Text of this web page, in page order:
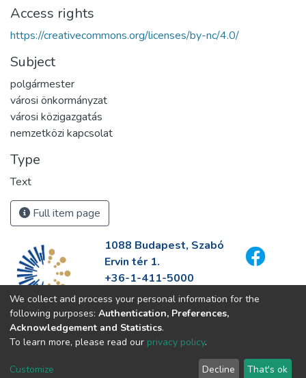
Access rights
https://creativecommons.org/licenses/by-nc/4.0/
Subject
polgármester
városi önkormányzat
városi közigazgatás
nemzetközi kapcsolat
Type
Text
Full item page
1088 Budapest, Szabó
Ervin tér 1.
+36-1-411-5000
info@fszek.hu
https://fszek.hu
We collect and process your personal information for the
following purposes: Authentication, Preferences,
Acknowledgement and Statistics.
To learn more, please read our privacy policy.
Customize Decline That's ok